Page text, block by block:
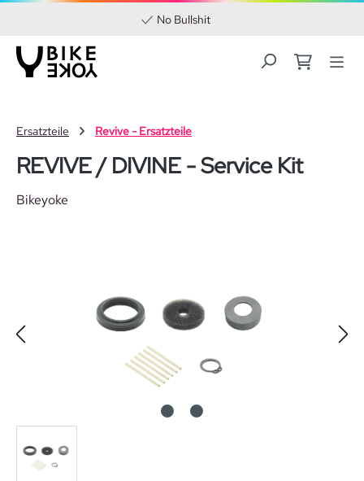
Zum Hauptinhalt springen
No Bullshit
Ersatzteile Revive - Ersatzteile
REVIVE / DIVINE - Service Kit
Bikeyoke